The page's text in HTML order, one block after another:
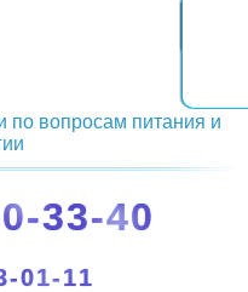
по вопросам питания и
33-40
01-11